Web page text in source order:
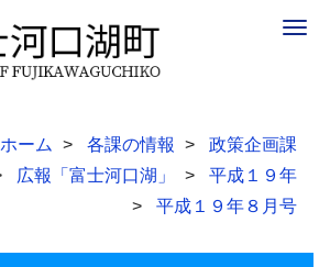
ホーム 各課の情報
政策企画課
広報「富士河口湖」
平成１９年
平成１９年８月号